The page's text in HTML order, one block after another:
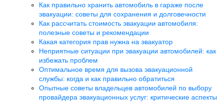
Как правильно хранить автомобиль в гараже после
эвакуации: советы для сохранения и долговечности
Как рассчитать стоимость эвакуации автомобиля:
полезные советы и рекомендации
Какая категория прав нужна на эвакуатор
Неприятные ситуации при эвакуации автомобилей: как
избежать проблем
Оптимальное время для вызова эвакуационной
службы: когда и как правильно обратиться
Опытные советы владельцев автомобилей по выбору
провайдера эвакуационных услуг: критические аспекты